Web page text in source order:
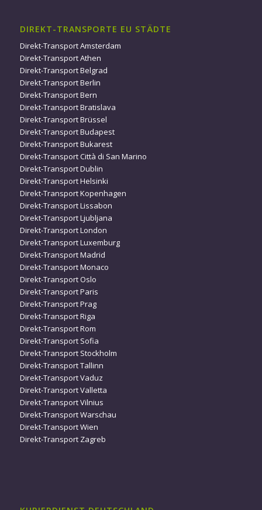
DIREKT-TRANSPORTE EU STÄDTE
Direkt-Transport Amsterdam
Direkt-Transport Athen
Direkt-Transport Belgrad
Direkt-Transport Berlin
Direkt-Transport Bern
Direkt-Transport Bratislava
Direkt-Transport Brüssel
Direkt-Transport Budapest
Direkt-Transport Bukarest
Direkt-Transport Città di San Marino
Direkt-Transport Dublin
Direkt-Transport Helsinki
Direkt-Transport Kopenhagen
Direkt-Transport Lissabon
Direkt-Transport Ljubljana
Direkt-Transport London
Direkt-Transport Luxemburg
Direkt-Transport Madrid
Direkt-Transport Monaco
Direkt-Transport Oslo
Direkt-Transport Paris
Direkt-Transport Prag
Direkt-Transport Riga
Direkt-Transport Rom
Direkt-Transport Sofia
Direkt-Transport Stockholm
Direkt-Transport Tallinn
Direkt-Transport Vaduz
Direkt-Transport Valletta
Direkt-Transport Vilnius
Direkt-Transport Warschau
Direkt-Transport Wien
Direkt-Transport Zagreb